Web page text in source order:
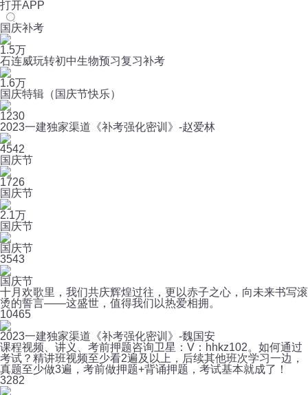
打开APP
国庆补考
1.5万
石连威玩转初中生物预习复习补考
1.6万
国庆特辑（国庆节快乐）
1230
2023一建独家渠道《补考强化密训》-赵爱林
4542
国庆节
1726
国庆节
2.1万
国庆节
国庆节
3543
国庆节
十月欢歌里，我们共庆辉煌过往，更以赤子之心，向未来书写滚
烫的誓言——这盛世，值得我们以热爱相拥。
10465
2023一建独家渠道《补考强化密训》-魏国安
课程视频、讲义、考前押题咨询卫星：V：hhkz102。如何通过
考试？精讲班视频至少看2遍及以上，后续其他班次学习一边，
真题至少做3遍，考前做押题+背诵押题，考试基本就成了！
3282